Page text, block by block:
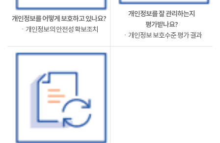
개인정보를 어떻게 보호하고 있나요?
ㆍ개인정보의 안전성 확보조치
개인정보를 잘 관리하는지
평가받나요?
ㆍ개인정보 보호수준 평가 결과